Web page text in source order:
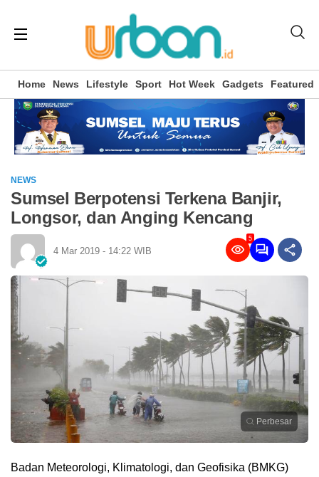
Home News Lifestyle Sport Hot Week Gadgets Featured
NEWS
Sumsel Berpotensi Terkena Banjir,
Longsor, dan Anging Kencang
4 Mar 2019 - 14:22 WIB
5
Perbesar
Badan Meteorologi, Klimatologi, dan Geofisika (BMKG)